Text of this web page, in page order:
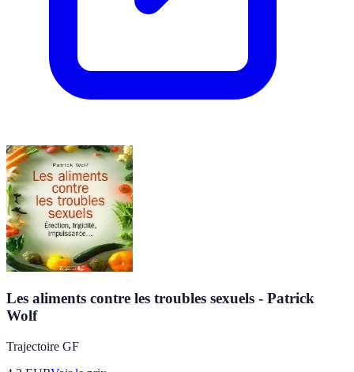
Les aliments contre les troubles sexuels - Patrick
Wolf
Trajectoire GF